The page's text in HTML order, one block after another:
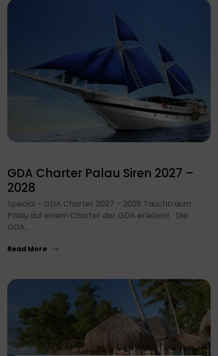
GDA Charter Palau Siren 2027 –
2028
Special – GDA Charter 2027 – 2028 Tauchtraum
Palau auf einem Charter der GDA erleben! Die
GDA…
Read More